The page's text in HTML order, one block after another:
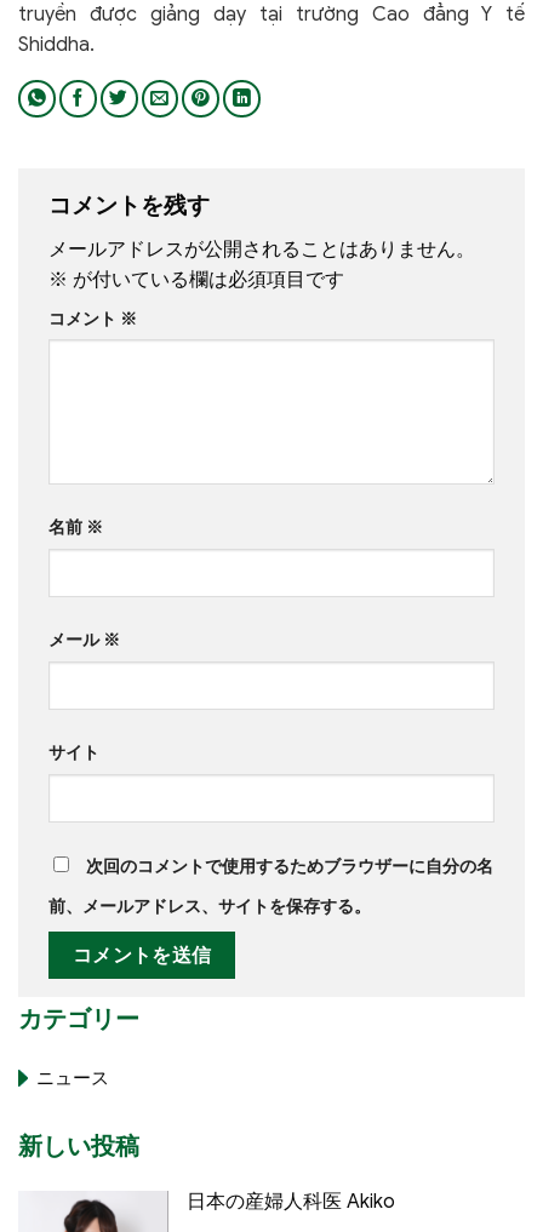
truyền được giảng dạy tại trường Cao đẳng Y tế
Shiddha.
コメントを残す
メールアドレスが公開されることはありません。
※ が付いている欄は必須項目です
コメント ※
名前 ※
メール ※
サイト
次回のコメントで使用するためブラウザーに自分の名
前、メールアドレス、サイトを保存する。
カテゴリー
ニュース
新しい投稿
日本の産婦人科医 Akiko